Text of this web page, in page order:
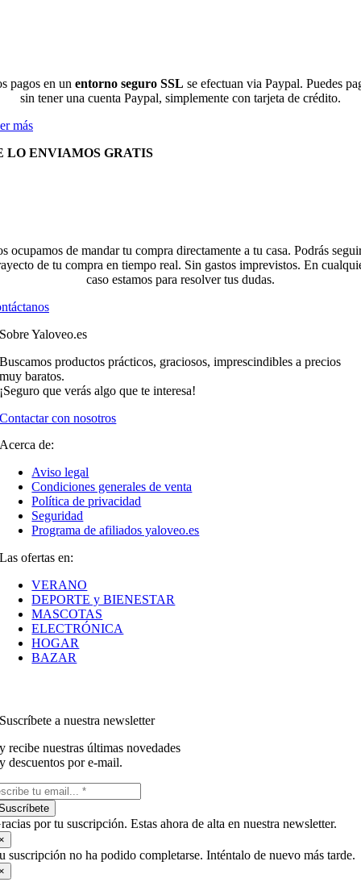
pagos en un entorno seguro SSL se efectuan via Paypal. Puedes
sin tener una cuenta Paypal, simplemente con tarjeta de crédito.
más
LO ENVIAMOS GRATIS
ocupamos de mandar tu compra directamente a tu casa. Podrás
de tu compra en tiempo real. Sin gastos imprevistos. En
caso estamos para resolver tus dudas.
Sobre Yaloveo.es
Buscamos productos prácticos, graciosos, imprescindibles a precios
muy baratos.
¡Seguro que verás algo que te interesa!
Contactar con nosotros
Acerca de:
Aviso legal
Condiciones generales de venta
Política de privacidad
Seguridad
Programa de afiliados yaloveo.es
Las ofertas en:
VERANO
DEPORTE y BIENESTAR
MASCOTAS
ELECTRÓNICA
HOGAR
BAZAR
Suscríbete a nuestra newsletter
y recibe nuestras últimas novedades
y descuentos por e-mail.
por tu suscripción. Estas ahora de alta en nuestra newsletter.
suscripción no ha podido completarse. Inténtalo de nuevo más tarde.